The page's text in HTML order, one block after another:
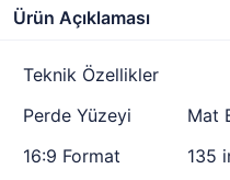
Ürün Açıklaması
Teknik Özellikler
Perde Yüzeyi
Mat
16:9 Format
135